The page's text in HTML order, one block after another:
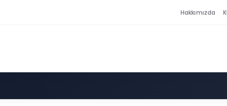
Hakkımızda